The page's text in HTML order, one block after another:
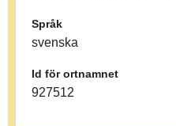
Språk
svenska
Id för ortnamnet
927512